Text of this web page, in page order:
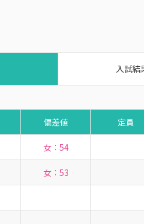
入試結
偏差値 定員
女：54
女：53